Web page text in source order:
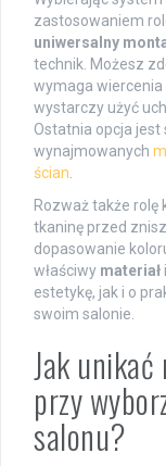
zastosowaniem
uniwersalny
technik. Możesz
wymaga
wystarczy użyć
Ostatnia opcja
wynajmowanych
ścian
Rozważ także
tkaninę przed
dopasowanie
właściwy materiał i
estetykę, jak i o
swoim salonie.
Jak
przy
salonu?